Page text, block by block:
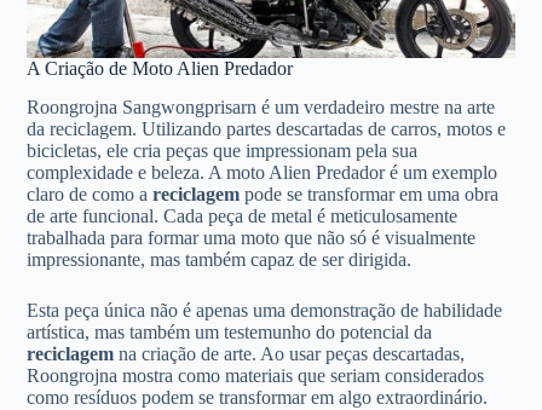
A Criação de Moto Alien Predador
Roongrojna Sangwongprisarn é um verdadeiro mestre na arte
da reciclagem. Utilizando partes descartadas de carros, motos e
bicicletas, ele cria peças que impressionam pela sua
complexidade e beleza. A moto Alien Predador é um exemplo
claro de como areciclagem pode se transformar em uma obra
de arte funcional. Cada peça de metal é meticulosamente
trabalhada para formar uma moto que não só é visualmente
impressionante, mas também capaz de ser dirigida.
Esta peça única não é apenas uma demonstração de habilidade
artística, mas também um testemunho do potencial da
reciclagem na criação de arte. Ao usar peças descartadas,
Roongrojna mostra como materiais que seriam considerados
como resíduos podem se transformar em algo extraordinário.